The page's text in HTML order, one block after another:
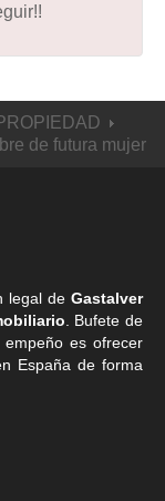
de futura mujer
legal de Gastalver
. Bufete de
empeño es ofrecer
España de forma